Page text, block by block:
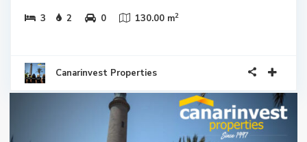
3 2 0 130.00 m2
Canarinvest Properties